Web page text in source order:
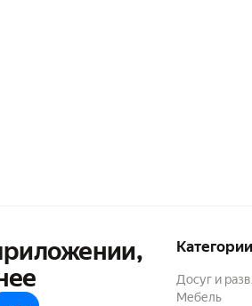
Категории
Досуг и
Мебель